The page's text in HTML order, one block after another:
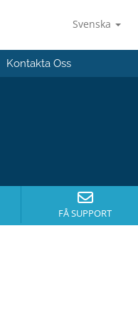
Svenska
Kontakta Oss
FÅ SUPPORT